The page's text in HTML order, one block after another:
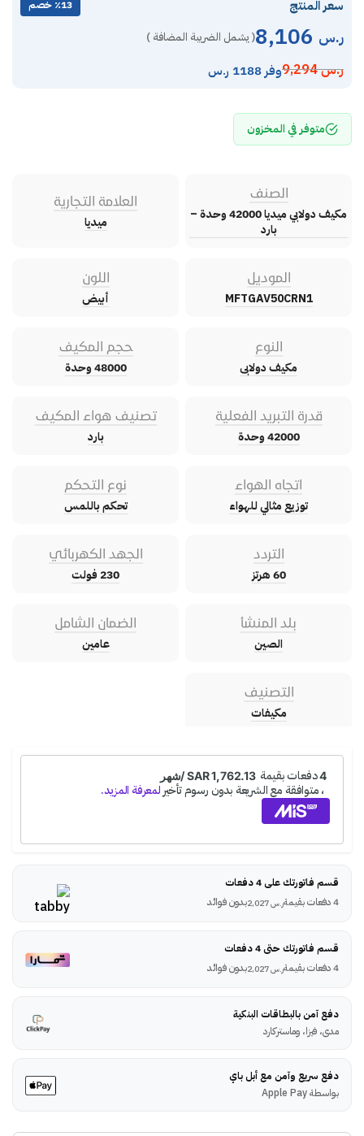
سعر المنتج ٪13 خصم
ر.س ( يشمل الضريبة المضافة )
ر.س9,294 وفر 1188 ر.س
متوفر في المخزون
الصنف
مكيف دولابي ميديا 42000 وحدة –
بارد
العلامة التجارية
ميديا
الموديل
MFTGAV50CRN1
اللون
أبيض
النوع
مكيف دولابى
حجم المكيف
48000 وحدة
قدرة التبريد الفعلية
42000 وحدة
تصنيف هواء المكيف
بارد
اتجاه الهواء
توزيع مثالي للهواء
نوع التحكم
تحكم باللمس
التردد
60 هرتز
الجهد الكهربائي
230 فولت
بلد المنشأ
الصين
الضمان الشامل
عامين
التصنيف
مكيفات
قسم فاتورتك على 4 دفعات
4 دفعات بقيمة
ر.س بدون فوائد
قسم فاتورتك حتى 4 دفعات
4 دفعات بقيمة
ر.س بدون فوائد
دفع آمن بالبطاقات البنكية
مدى، فيزا، وماستركارد
دفع سريع وآمن مع أبل باي
بواسطة Apple Pay